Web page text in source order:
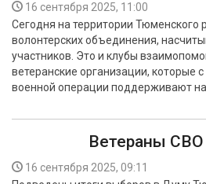
16 сентября 2025, 11:00
Сегодня на территории Тюменского
волонтерских объединения,
участников. Это и клубы
ветеранские организации, которые
военной операции поддерживают
Ветераны
16 сентября 2025, 09:11